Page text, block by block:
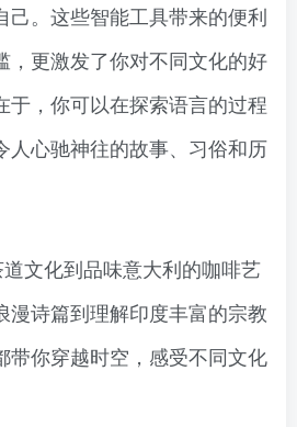
己。这些智能工具带来的便利
，更激发了你对不同文化的好
于，你可以在探索语言的过程
人心驰神往的故事、习俗和历
文化到品味意大利的咖啡艺
漫诗篇到理解印度丰富的宗教
带你穿越时空，感受不同文化